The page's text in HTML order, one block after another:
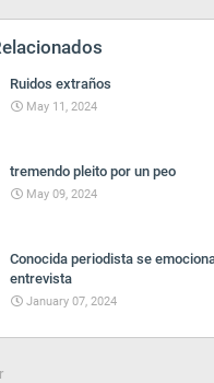
Ruidos extraños
May 11, 2024
tremendo pleito por un peo
May 09, 2024
Conocida periodista se
entrevista
January 07, 2024